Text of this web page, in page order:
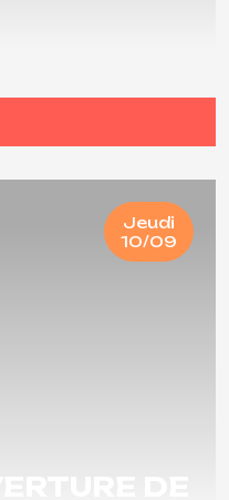
Jeudi
10/09